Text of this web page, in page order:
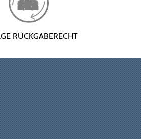
RÜCKGABERECHT